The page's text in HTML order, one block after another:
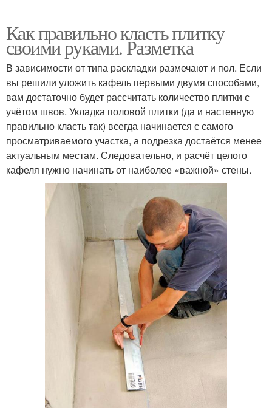
Как правильно класть плитку
своими руками. Разметка
В зависимости от типа раскладки размечают и пол. Если
вы решили уложить кафель первыми двумя способами,
вам достаточно будет рассчитать количество плитки с
учётом швов. Укладка половой плитки (да и настенную
правильно класть так) всегда начинается с самого
просматриваемого участка, а подрезка достаётся менее
актуальным местам. Следовательно, и расчёт целого
кафеля нужно начинать от наиболее «важной» стены.